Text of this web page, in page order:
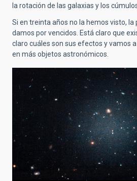
la rotación de las galaxias y los
Si en treinta años no la hemos visto,
damos por vencidos. Está claro que
claro cuáles son sus efectos y vamos
en más objetos astronómicos.